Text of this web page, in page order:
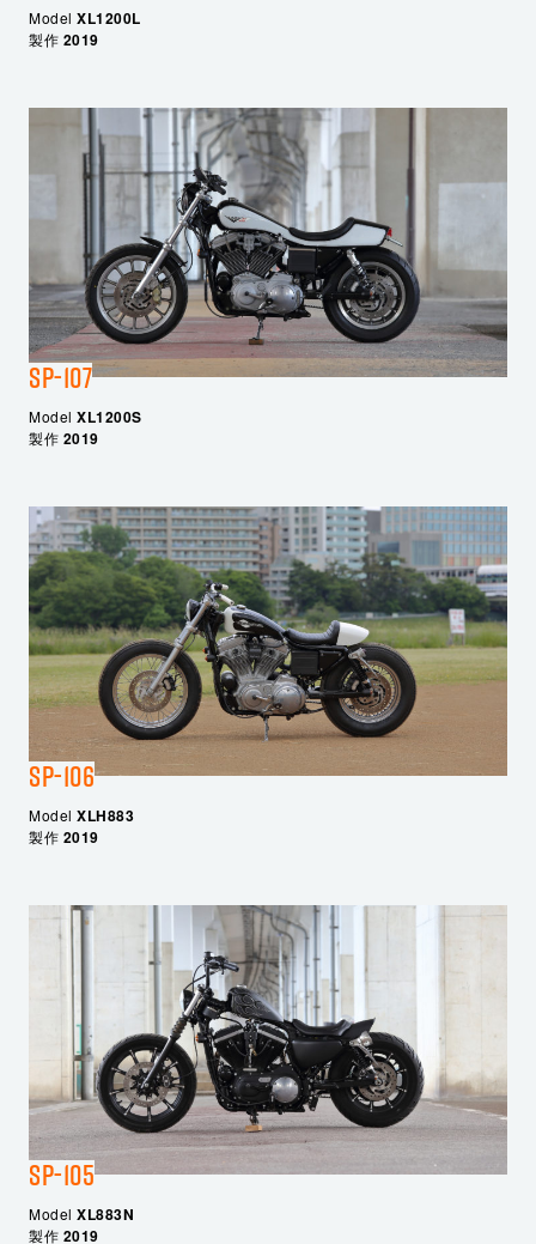
Model XL1200L
製作 2019
SP-107
Model XL1200S
製作 2019
SP-106
Model XLH883
製作 2019
SP-105
Model XL883N
製作 2019